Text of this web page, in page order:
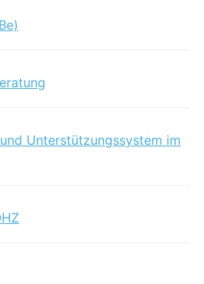
Unterstützungssystem im